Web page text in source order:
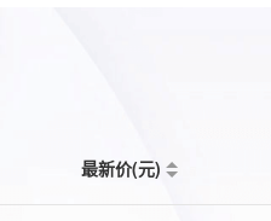
最新价(元)